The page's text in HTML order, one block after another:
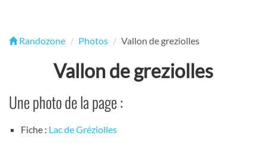
Randozone Photos Vallon de greziolles
Vallon de greziolles
Une photo de la page :
Fiche : Lac de Gréziolles